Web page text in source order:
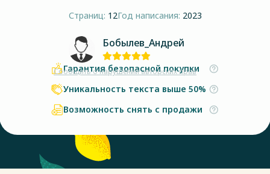
Страниц: 12Год написания: 2023
Бобылев_Андрей
Сообщить о нарушении авторских прав
Гарантия безопасной покупки
Уникальность текста выше 50%
Возможность снять с продажи